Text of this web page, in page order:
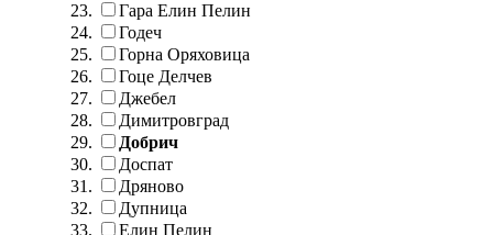
Гара Елин Пелин
Годеч
Горна Оряховица
Гоце Делчев
Джебел
Димитровград
Добрич
Доспат
Дряново
Дупница
Елин Пелин